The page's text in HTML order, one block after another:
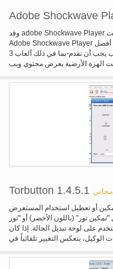
Adobe Shockwave
وقد adobe Shockwave Player على 450 مليون سطح المكتب تمكين الإنترنت
Adobe Shockwave Player مثبتاً. هذه المستخدمين من الوصول إلى بعض أفضل
محتوى الويب يجب أن نقدم-بما في ذلك ألعاب 3D الابهار والترفيه، والمظاهرات المنتج
الهزة الأرضية يعرض محتوى ويب
Torbutton 1.4.5.1 مجاني
تمكين أو تعطيل استخدام المستعرض
تور" (باللون الأخضر) أو "تور
على لوحة تبديل الحالة. إذا كان
الوكيل، ينعكس التغيير تلقائياً في